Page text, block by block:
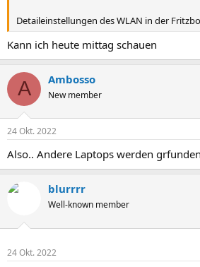
Detaileinstellungen des WLAN in der
Kann ich heute mittag schauen
A Ambosso
New member
24 Okt. 2022
Also.. Andere Laptops werden grfunden
blurrrr
Well-known member
24 Okt. 2022